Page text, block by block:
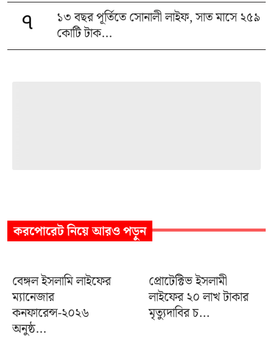
৭
১৩ বছর পূর্তিতে সোনালী লাইফ, সাত মাসে ২৫৯
কোটি টাক...
করপোরেটনিয়ে আরও পড়ুন
বেঙ্গল ইসলামি লাইফের
ম্যানেজার
কনফারেন্স-২০২৬
অনুষ্ঠ...
প্রোটেক্টিভ ইসলামী
লাইফের ২০ লাখ টাকার
মৃত্যুদাবির চ...